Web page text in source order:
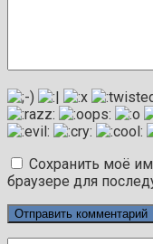
Сохранить моё
браузере для